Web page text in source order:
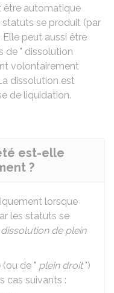
être automatique
statuts se produit (par
peut aussi être
de " dissolution
volontairement
dissolution est
de liquidation.
est-elle
?
lorsque
les statuts se
dissolution de plein
de " plein droit")
cas suivants :